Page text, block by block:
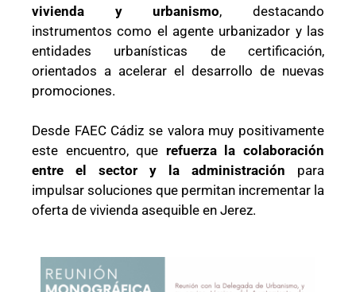
vivienda y urbanismo, destacando
instrumentos como el agente urbanizador y las
entidades urbanísticas de certificación,
orientados a acelerar el desarrollo de nuevas
promociones.
Desde FAEC Cádiz se valora muy positivamente
este encuentro, que refuerza la colaboración
entre el sector y la administración para
impulsar soluciones que permitan incrementar la
oferta de vivienda asequible en Jerez.